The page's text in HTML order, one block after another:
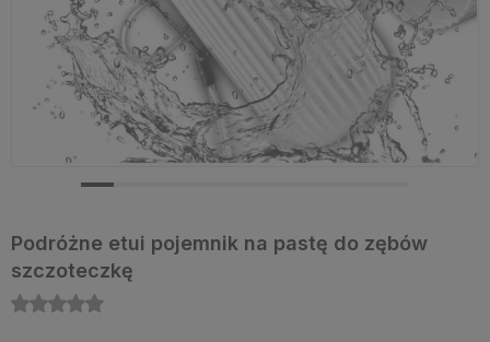
Podróżne etui pojemnik na pastę do zębów
szczoteczkę